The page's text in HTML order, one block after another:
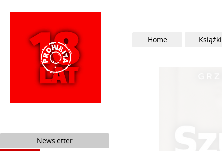
Newsletter
Książki
Home